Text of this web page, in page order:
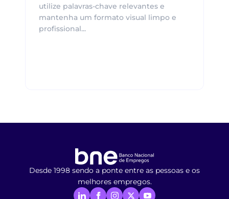
utilize palavras-chave relevantes e
mantenha um formato visual limpo e
profissional...
Desde 1998 sendo a ponte entre as pessoas e os
melhores empregos.